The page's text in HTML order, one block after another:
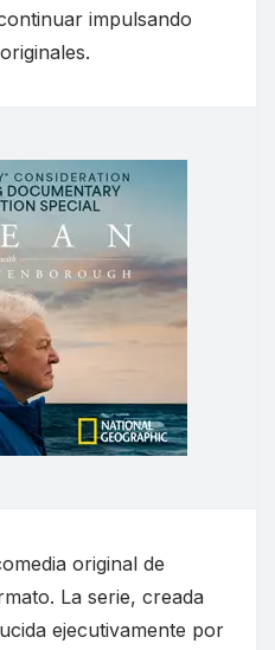
impulsando
original de
La serie, creada
ejecutivamente por